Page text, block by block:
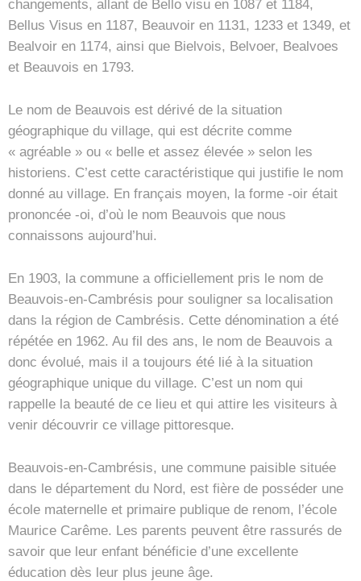
changements, allant de Bello visu en 1087 et 1184,
Bellus Visus en 1187, Beauvoir en 1131, 1233 et 1349, et
Bealvoir en 1174, ainsi que Bielvois, Belvoer, Bealvoes
et Beauvois en 1793.
Le nom de Beauvois est dérivé de la situation
géographique du village, qui est décrite comme
« agréable » ou « belle et assez élevée » selon les
historiens. C’est cette caractéristique qui justifie le nom
donné au village. En français moyen, la forme -oir était
prononcée -oi, d’où le nom Beauvois que nous
connaissons aujourd’hui.
En 1903, la commune a officiellement pris le nom de
Beauvois-en-Cambrésis pour souligner sa localisation
dans la région de Cambrésis. Cette dénomination a été
répétée en 1962. Au fil des ans, le nom de Beauvois a
donc évolué, mais il a toujours été lié à la situation
géographique unique du village. C’est un nom qui
rappelle la beauté de ce lieu et qui attire les visiteurs à
venir découvrir ce village pittoresque.
Beauvois-en-Cambrésis, une commune paisible située
dans le département du Nord, est fière de posséder une
école maternelle et primaire publique de renom, l’école
Maurice Carême. Les parents peuvent être rassurés de
savoir que leur enfant bénéficie d’une excellente
éducation dès leur plus jeune âge.